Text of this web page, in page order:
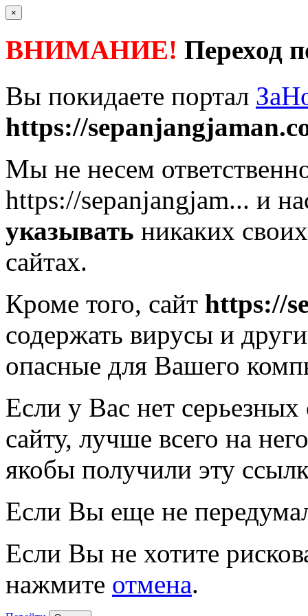
×
ВНИМАНИЕ! Переход
Вы покидаете портал
https://
Мы не несем
https://sepanjangjam... и
указывать никаких
сайтах.
Кроме того, сайт https://
содержать вирусы и
опасные для Вашего
Если у Вас нет
сайту, лучше всего на
якобы получили эту
Если Вы еще не
Если Вы не хотите
нажмите отмена.